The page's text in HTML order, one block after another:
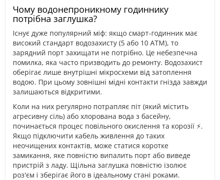
Чому водонепроникному годиннику
потрібна заглушка?
Існує дуже популярний міф: якщо смарт-годинник має
високий стандарт водозахисту (5 або 10 ATM), то
зарядний порт захищати не потрібно. Це небезпечна
помилка, яка часто призводить до ремонту. Водозахист
оберігає лише внутрішні мікросхеми від затоплення
водою. При цьому зовнішні мідні контакти гнізда завжди
залишаються відкритими.
Коли на них регулярно потрапляє піт (який містить
агресивну сіль) або хлорована вода з басейну,
починається процес повільного окислення та корозії ⚡.
Якщо підключити кабель живлення до таких
неочищених контактів, може статися коротке
замикання, яке повністю випалить порт або виведе
пристрій з ладу. Щільна заглушка повністю ізолює
роз'єм і зберігає його в ідеальному стані роками.